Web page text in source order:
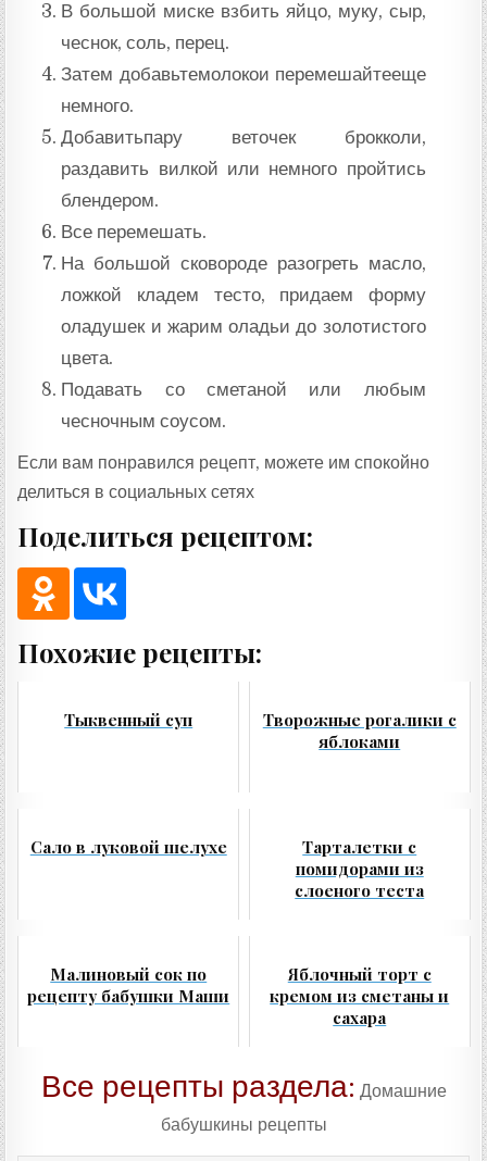
В большой миске взбить яйцо, муку, сыр,
чеснок, соль, перец.
Затем добавьтемолокои перемешайтееще
​​немного.
Добавитьпару веточек брокколи,
раздавить вилкой или немного пройтись
блендером.
Все перемешать.
На большой сковороде разогреть масло,
ложкой кладем тесто, придаем форму
оладушек и жарим оладьи до золотистого
цвета.
Подавать со сметаной или любым
чесночным соусом.
Если вам понравился рецепт, можете им спокойно
делиться в социальных сетях
Поделиться рецептом:
Похожие рецепты:
Тыквенный суп
Творожные рогалики с
яблоками
Сало в луковой шелухе
Тарталетки с
помидорами из
слоеного теста
Малиновый сок по
рецепту бабушки Маши
Яблочный торт с
кремом из сметаны и
сахара
Все рецепты раздела: Домашние
бабушкины рецепты